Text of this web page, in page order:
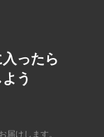
ったら
う
届けします。